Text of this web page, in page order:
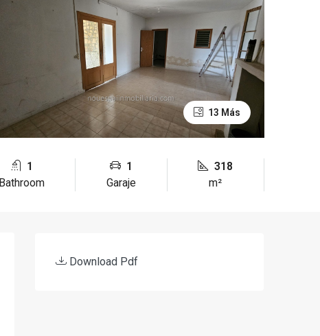
13 Más
1
Bathroom
1
Garaje
318
m²
Download Pdf